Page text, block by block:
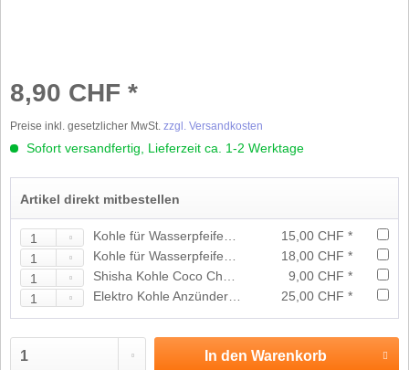
8,90 CHF *
Preise inkl. gesetzlicher MwSt. zzgl. Versandkosten
Sofort versandfertig, Lieferzeit ca. 1-2 Werktage
Artikel direkt mitbestellen
15,00 CHF *
18,00 CHF *
9,00 CHF *
25,00 CHF *
In den Warenkorb